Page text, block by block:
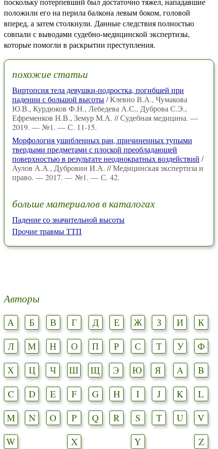
положили его на перила балкона левым боком, головой
вперед, а затем столкнули. Данные следствия полностью
совпали с выводами судебно-медицинской экспертизы,
которые помогли в раскрытии преступления.
похожие статьи
Виртопсия тела девушки-подростка, погибшей при
падении с большой высоты/ Клевно В.А., Чумакова
Ю.В., Курдюков Ф.Н., Лебедева А.С., Дуброва С.Э.,
Ефременков Н.В., Земур М.А. // Судебная медицина. —
2019. — №1. — С. 11-15.
Морфология ушибленных ран, причиненных тупыми
твердыми предметами с плоской преобладающей
поверхностью в результате неоднократных воздействий /
Аулов А.А., Дубровин И.А. // Медицинская экспертиза и
право. — 2017. — №1. — С. 42.
больше материалов в каталогах
Падение со значительной высоты
Прочие травмы ТТП
Авторы
А Б В Г Д Е Ж З И
К
Л
М Н О П Р С Т У
Ф
Х
Ц Ч Ш Щ Э Ю Я A
B
C
D E F G H I J K
L
M
N O P Q R S T U
V
W
X Y Z